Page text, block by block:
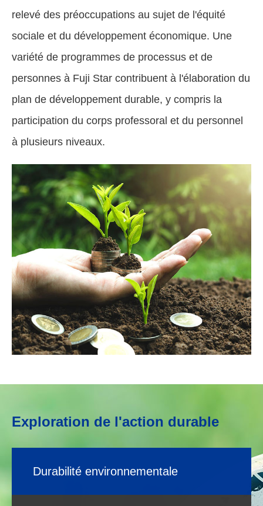
relevé des préoccupations au sujet de l'équité
sociale et du développement économique. Une
variété de programmes de processus et de
personnes à Fuji Star contribuent à l'élaboration du
plan de développement durable, y compris la
participation du corps professoral et du personnel
à plusieurs niveaux.
Exploration de l'action durable
Durabilité environnementale